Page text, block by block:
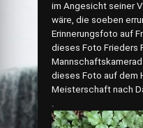
im Angesicht seiner
wäre, die soeben
Erinnerungsfoto auf
dieses Foto Frieders
dieses Foto auf dem
Meisterschaft nach
.